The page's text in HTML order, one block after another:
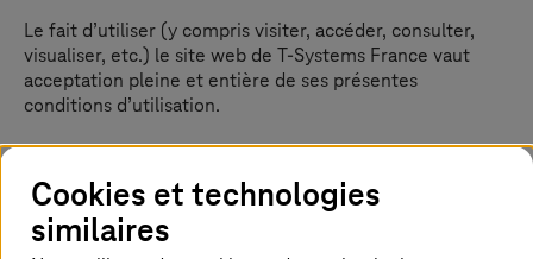
Le fait d’utiliser (y compris visiter, accéder, consulter,
visualiser, etc.) le site web de T-Systems France vaut
acceptation pleine et entière de ses présentes
conditions d’utilisation.
T-SystemsFrance se réserve le droit de modifier à tout
moment et sans préavis ces conditions d’utilisation.
Garantie-Responsabilité
Cookies et technologies
similaires